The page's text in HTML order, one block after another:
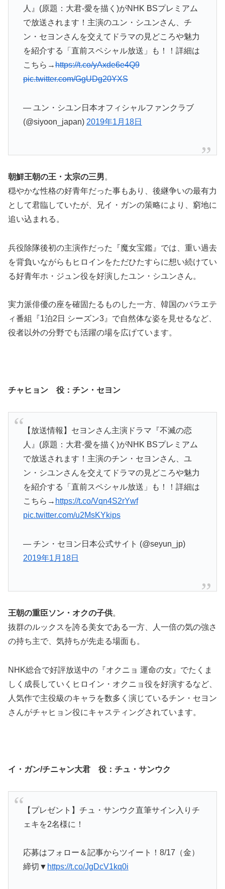
人』(原題：大君-愛を描く)がNHK BSプレミアム
で放送されます！主演のユン・シユンさん、チ
ン・セヨンさんを交えてドラマの見どころや魅力
を紹介する「直前スペシャル放送」も！！詳細は
こちら→https://t.co/yAxde6e4Q9
pic.twitter.com/GgUDg20YXS
— ユン・シユン日本オフィシャルファンクラブ
(@siyoon_japan) 2019年1月18日
朝鮮王朝の王・太宗の三男。
穏やかな性格の好青年だった事もあり、後継争いの最有力
として君臨していたが、兄イ・ガンの策略により、窮地に
追い込まれる。
兵役除隊後初の主演作だった『魔女宝鑑』では、重い過去
を背負いながらもヒロインをただひたすらに想い続けてい
る好青年ホ・ジュン役を好演したユン・シユンさん。
実力派俳優の座を確固たるものした一方、韓国のバラエテ
ィ番組『1泊2日 シーズン3』で自然体な姿を見せるなど、
役者以外の分野でも活躍の場を広げています。
チャヒョン 役：チン・セヨン
【放送情報】セヨンさん主演ドラマ『不滅の恋
人』(原題：大君-愛を描く)がNHK BSプレミアム
で放送されます！主演のチン・セヨンさん、ユ
ン・シユンさんを交えてドラマの見どころや魅力
を紹介する「直前スペシャル放送」も！！詳細は
こちら→ https://t.co/Vqn4S2rYwf
pic.twitter.com/u2MsKYkips
— チン・セヨン日本公式サイト (@seyun_jp)
2019年1月18日
王朝の重臣ソン・オクの子供。
抜群のルックスを誇る美女である一方、人一倍の気の強さ
の持ち主で、気持ちが先走る場面も。
NHK総合で好評放送中の『オクニョ 運命の女』でたくま
しく成長していくヒロイン・オクニョ役を好演するなど、
人気作で主役級のキャラを数多く演じているチン・セヨン
さんがチャヒョン役にキャスティングされています。
イ・ガン/チニャン大君 役：チュ・サンウク
【プレゼント】チュ・サンウク直筆サイン入りチ
ェキを2名様に！
応募はフォロー＆記事からツイート！8/17（金）
締切▼ https://t.co/JgDcV1kq0i